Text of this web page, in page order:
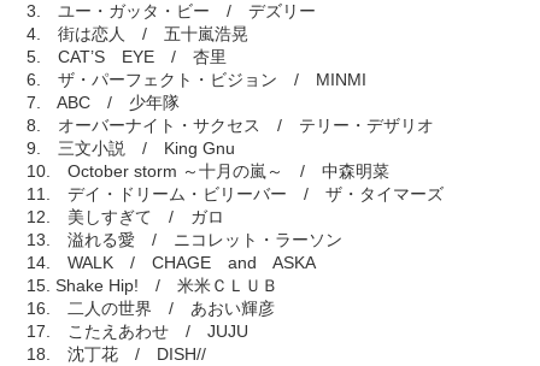
3. ユー・ガッタ・ビー / デズリー
4. 街は恋人 / 五十嵐浩晃
5. CAT’S EYE / 杏里
6. ザ・パーフェクト・ビジョン / MINMI
7. ABC / 少年隊
8. オーバーナイト・サクセス / テリー・デザリオ
9. 三文小説 / King Gnu
10. October storm ～十月の嵐～ / 中森明菜
11. デイ・ドリーム・ビリーバー / ザ・タイマーズ
12. 美しすぎて / ガロ
13. 溢れる愛 / ニコレット・ラーソン
14. WALK / CHAGE and ASKA
15. Shake Hip! / 米米ＣＬＵＢ
16. 二人の世界 / あおい輝彦
17. こたえあわせ / JUJU
18. 沈丁花 / DISH//